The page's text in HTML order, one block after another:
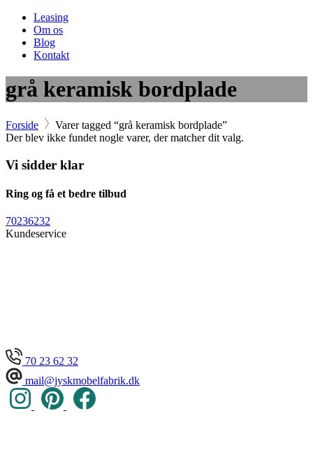
Leasing
Om os
Blog
Kontakt
grå keramisk bordplade
Forside
Varer tagged “grå keramisk bordplade”
Der blev ikke fundet nogle varer, der matcher dit valg.
Vi sidder klar
Ring og få et bedre tilbud
70236232
Kundeservice
70 23 62 32
mail@jyskmobelfabrik.dk